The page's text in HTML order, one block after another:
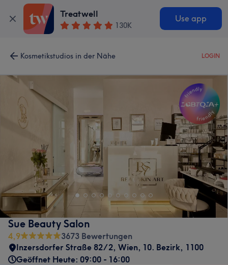
Treatwell
130K
Use app
Kosmetikstudios in der Nähe LOGIN
Sue Beauty Salon
4,9
3673 Bewertungen
Inzersdorfer Straße 82/2, Wien, 10. Bezirk, 1100
Geöffnet Heute: 09:00 - 16:00